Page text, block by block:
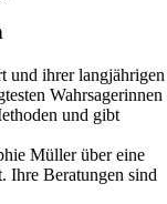
und ihrer langjährigen
Wahrsagerinnen
und gibt
Müller über eine
Ihre Beratungen sind